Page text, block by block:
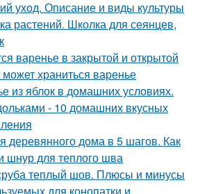
уход. Описание и виды культуры
растений. Школка для сеянцев,
варенье в закрытой и открытой
храниться варенье
из яблок в домашних условиях.
- 10 домашних вкусных
деревянного дома в 5 шагов. Как
шнур для теплого шва
теплый шов. Плюсы и минусы